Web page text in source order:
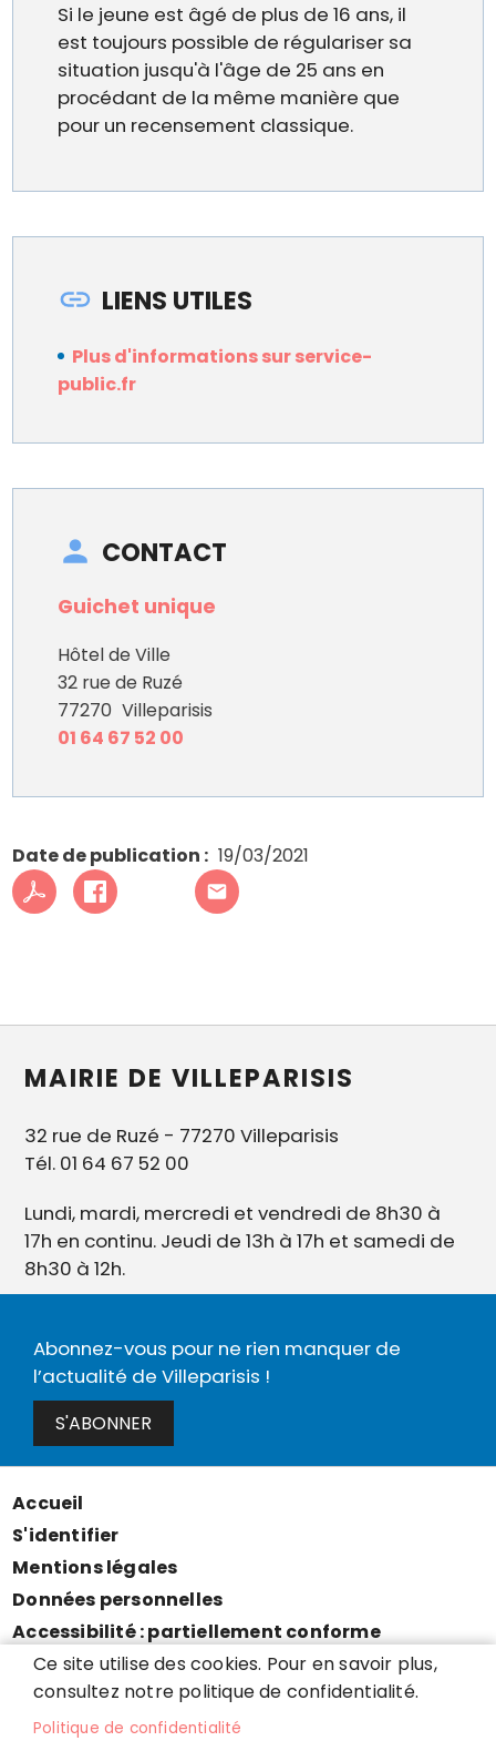
Si le jeune est âgé de plus de 16 ans, il
est toujours possible de régulariser sa
situation jusqu'à l'âge de 25 ans en
procédant de la même manière que
pour un recensement classique.
LIENS UTILES
Plus d'informations sur service-
public.fr
CONTACT
Guichet unique
Hôtel de Ville
32 rue de Ruzé
77270 Villeparisis
01 64 67 52 00
Date de publication 19/03/2021
MAIRIE DE VILLEPARISIS
32 rue de Ruzé - 77270 Villeparisis
Tél. 01 64 67 52 00
Lundi, mardi, mercredi et vendredi de 8h30 à
17h en continu. Jeudi de 13h à 17h et samedi de
8h30 à 12h.
Abonnez-vous pour ne rien manquer de
l’actualité de Villeparisis !
S'ABONNER
Menu
Pied
de
page
Accueil
S'identifier
Mentions légales
Données personnelles
Accessibilité : partiellement conforme
Cookies
Contact
Presse
Ce site utilise des cookies. Pour en savoir plus,
consultez notre politique de confidentialité.
Politique de confidentialité